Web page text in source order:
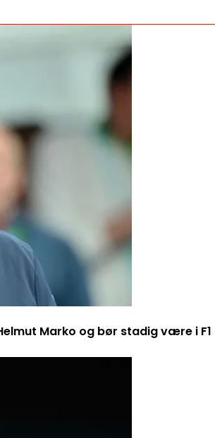
Marko og bør stadig være i F1